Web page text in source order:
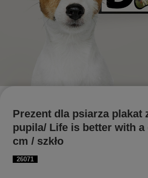
26071
Prezent dla psiarza plakat
pupila/ Life is better with a
cm / szkło